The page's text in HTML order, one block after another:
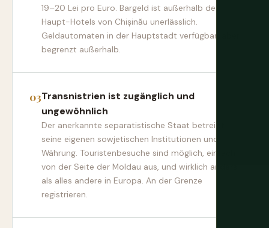
19–20 Lei pro Euro. Bargeld ist außerhalb der
Haupt-Hotels von Chișinău unerlässlich.
Geldautomaten in der Hauptstadt verfügbar, aber
begrenzt außerhalb.
Transnistrien ist zugänglich und
ungewöhnlich
Der anerkannte separatistische Staat betreibt
seine eigenen sowjetischen Institutionen und
Währung. Touristenbesuche sind möglich, einfach
von der Seite der Moldau aus, und wirklich anders
als alles andere in Europa. An der Grenze
registrieren.